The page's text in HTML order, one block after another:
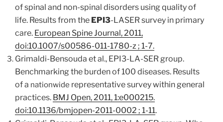
of spinal and non-spinal disorders using quality of
life. Results from the EPI3-LASER survey in primary
care. European Spine Journal, 2011,
doi:10.1007/s00586-011-1780-z ; 1-7.
Grimaldi-Bensouda et al., EPI3-LA-SER group.
Benchmarking the burden of 100 diseases. Results
of a nationwide representative survey within general
practices. BMJ Open, 2011, 1:e000215.
doi:10.1136/bmjopen-2011-0002 ; 1-11.